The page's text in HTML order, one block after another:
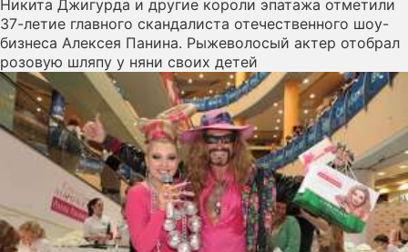
НЕДВИЖИМОСТЬ
ЗДОРОВЬЕ
ЭКОНОМИКА
ПРОИСШЕСТВИЯ
СОННИК
СТИЛЬ ЖИЗНИ
СЕРИАЛЫ
Никита Джигурда и другие короли эпатажа отметили
37-летие главного скандалиста отечественного шоу-
бизнеса Алексея Панина. Рыжеволосый актер отобрал
розовую шляпу у няни своих детей